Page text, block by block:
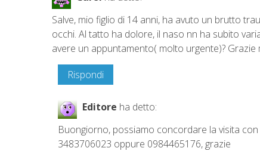
Salve, mio figlio di 14 anni, ha avuto un brutto
occhi. Al tatto ha dolore, il naso nn ha subito
avere un appuntamento( molto urgente)? Grazie
Rispondi
Editore ha detto:
Buongiorno, possiamo concordare la visita
3483706023 oppure 0984465176, grazie